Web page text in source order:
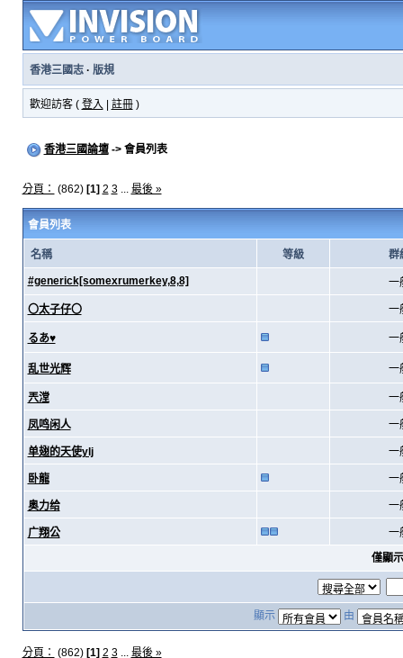
香港三國志· 版規
歡迎訪客 ( 登入 註冊)
香港三國論壇-> 會員列表
分頁： (862) [1] 2 3... 最後 »
會員列表
名稱 等級 群
#generick[somexrumerkey,8,8] 一
〇太子仔〇 一
るあ♥ 一
乱世光辉 一
兲漟 一
凤鸣闲人 一
单翅的天使ylj 一
卧龍 一
奥力给 一
广翔公
一
僅顯
顯示 由
分頁： (862) [1] 2 3... 最後 »